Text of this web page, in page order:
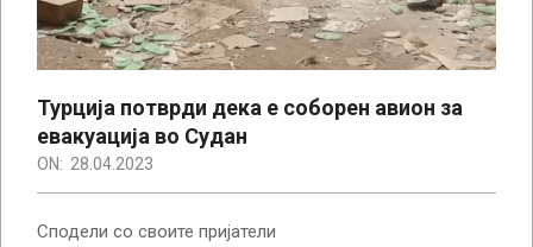
Турција потврди дека е соборен авион за
евакуација во Судан
ON: 28.04.2023
Сподели со своите пријатели